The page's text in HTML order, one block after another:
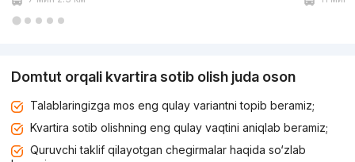
Domtut orqali kvartira sotib olish juda oson
Talablaringizga mos eng qulay variantni topib beramiz;
Kvartira sotib olishning eng qulay vaqtini aniqlab beramiz;
Quruvchi taklif qilayotgan chegirmalar haqida so‘zlab